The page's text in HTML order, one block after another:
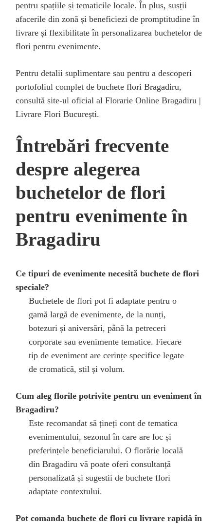
pentru spațiile și tematicile locale. În plus, susții
afacerile din zonă și beneficiezi de promptitudine în
livrare și flexibilitate în personalizarea buchetelor de
flori pentru evenimente.
Pentru detalii suplimentare sau pentru a descoperi
portofoliul complet de buchete flori Bragadiru,
consultă site-ul oficial al Florarie Online Bragadiru |
Livrare Flori București.
Întrebări frecvente
despre alegerea
buchetelor de flori
pentru evenimente în
Bragadiru
Ce tipuri de evenimente necesită buchete de flori
speciale?
Buchetele de flori pot fi adaptate pentru o
gamă largă de evenimente, de la nunți,
botezuri și aniversări, până la petreceri
corporate sau evenimente tematice. Fiecare
tip de eveniment are cerințe specifice legate
de cromatică, stil și volum.
Cum aleg florile potrivite pentru un eveniment în
Bragadiru?
Este recomandat să țineți cont de tematica
evenimentului, sezonul în care are loc și
preferințele beneficiarului. O florărie locală
din Bragadiru vă poate oferi consultanță
personalizată și sugestii de buchete flori
adaptate contextului.
Pot comanda buchete de flori cu livrare rapidă în